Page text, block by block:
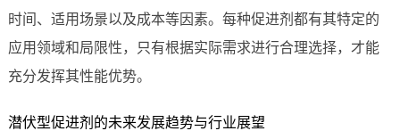
时间、适用场景以及成本等因素。每种促进剂都有其特定的
应用领域和局限性，只有根据实际需求进行合理选择，才能
充分发挥其性能优势。
潜伏型促进剂的未来发展趋势与行业展望